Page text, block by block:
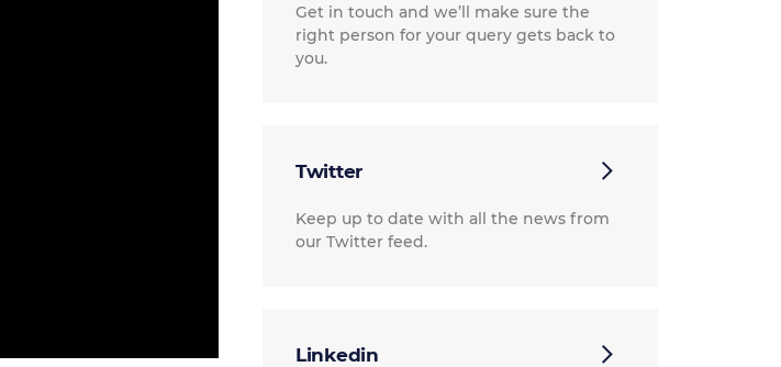
Get in touch and we’ll make sure the
right person for your query gets back to
you.
Twitter
Keep up to date with all the news from
our Twitter feed.
Linkedin